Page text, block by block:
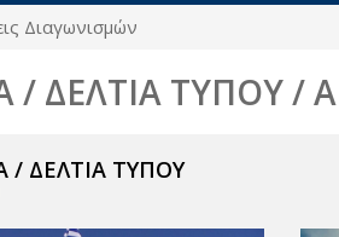
Διαγωνισμών
/ ΔΕΛΤΙΑ ΤΥΠΟΥ /
/ ΔΕΛΤΙΑ ΤΥΠΟΥ